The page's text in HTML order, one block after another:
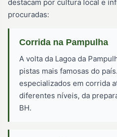
destacam por cultura local e
procuradas:
Corrida na Pampulha
A volta da Lagoa da
pistas mais famosas do
especializados em corrida
diferentes níveis, da
BH.